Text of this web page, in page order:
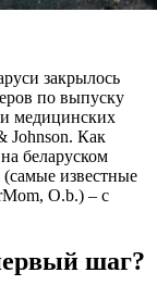
закрылось
по выпуску
медицинских
Johnson. Как
беларуском
известные
O.b.) – с
шаг?